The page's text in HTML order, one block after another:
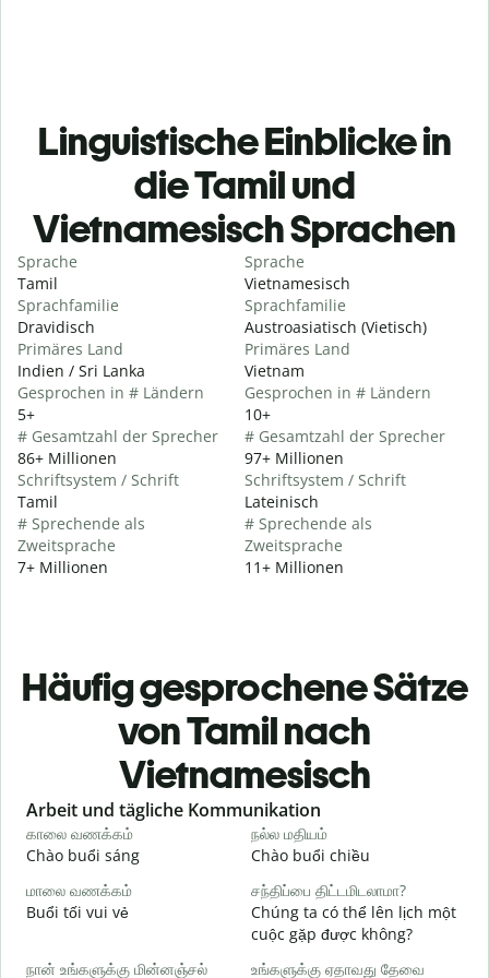
Linguistische Einblicke in
die Tamil und
Vietnamesisch Sprachen
Sprache
Tamil
Sprachfamilie
Dravidisch
Primäres Land
Indien / Sri Lanka
Gesprochen in # Ländern
5+
# Gesamtzahl der Sprecher
86+ Millionen
Schriftsystem / Schrift
Tamil
# Sprechende als
Zweitsprache
7+ Millionen
Sprache
Vietnamesisch
Sprachfamilie
Austroasiatisch (Vietisch)
Primäres Land
Vietnam
Gesprochen in # Ländern
10+
# Gesamtzahl der Sprecher
97+ Millionen
Schriftsystem / Schrift
Lateinisch
# Sprechende als
Zweitsprache
11+ Millionen
Häufig gesprochene Sätze
von Tamil nach
Vietnamesisch
Slide 1 of 6
Arbeit und tägliche Kommunikation
காலை வணக்கம்
Chào buổi sáng
நல்ல மதியம்
Chào buổi chiều
மாலை வணக்கம்
Buổi tối vui vẻ
சந்திப்பை திட்டமிடலாமா?
Chúng ta có thể lên lịch một
cuộc gặp được không?
நான் உங்களுக்கு மின்னஞ்சல்
உங்களுக்கு ஏதாவது தேவை